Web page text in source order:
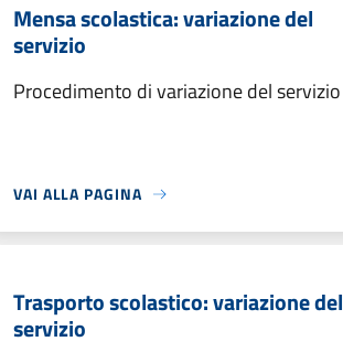
Mensa scolastica: variazione del
servizio
Procedimento di variazione del servizio
VAI ALLA PAGINA
Trasporto scolastico: variazione del
servizio